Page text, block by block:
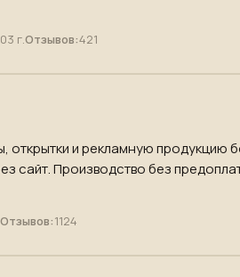
г.Отзывов:421
открытки и рекламную продукцию
сайт. Производство без
Отзывов:1124